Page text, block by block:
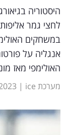
וטק
שיווק
ופרסום
משפט
ומחקרים
היסטוריה
לחצי גמר
אנגליה על
האולימפי מאז
מערכת ice |